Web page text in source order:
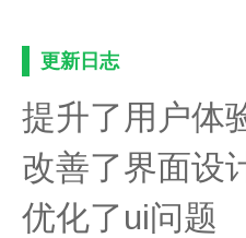
更新日志
提升了用户体
改善了界面设
优化了ui问题